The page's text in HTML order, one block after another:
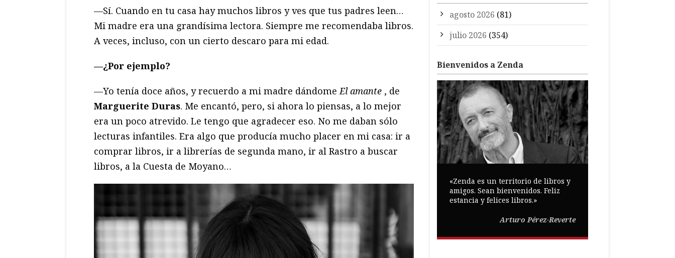
—Sí. Cuando en tu casa hay muchos libros y ves que tus padres leen…
Mi madre era una grandísima lectora. Siempre me recomendaba libros.
A veces, incluso, con un cierto descaro para mi edad.
—¿Por ejemplo?
—Yo tenía doce años, y recuerdo a mi madre dándome El amante , de
Marguerite Duras. Me encantó, pero, si ahora lo piensas, a lo mejor
era un poco atrevido. Le tengo que agradecer eso. No me daban sólo
lecturas infantiles. Era algo que producía mucho placer en mi casa: ir a
comprar libros, ir a librerías de segunda mano, ir al Rastro a buscar
libros, a la Cuesta de Moyano…
agosto 2026 (81)
julio 2026 (354)
Bienvenidos a Zenda
«Zenda es un territorio de libros y
amigos. Sean bienvenidos. Feliz
estancia y felices libros.»
Arturo Pérez-Reverte